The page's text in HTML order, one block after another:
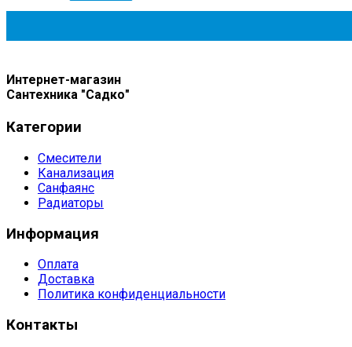
Интернет-магазин
Сантехника "Садко"
Категории
Смесители
Канализация
Санфаянс
Радиаторы
Информация
Оплата
Доставка
Политика конфиденциальности
Контакты